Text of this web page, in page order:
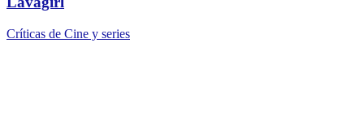
Críticas de Cine y series